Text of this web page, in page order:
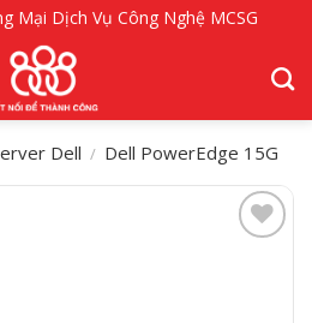
Mại Dịch Vụ Công Nghệ MCSG
Dell / Dell PowerEdge 15G